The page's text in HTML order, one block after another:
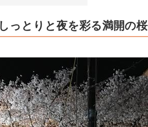
っとりと夜を彩る満開の桜